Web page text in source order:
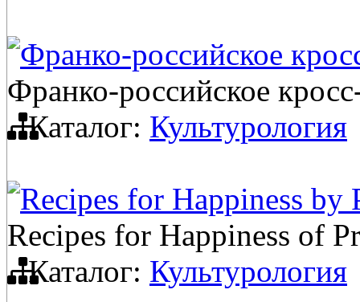
Франко-российское
Франко-российское
Каталог: Культурология
Recipes for Happiness
Recipes for Happiness of
Каталог: Культурология